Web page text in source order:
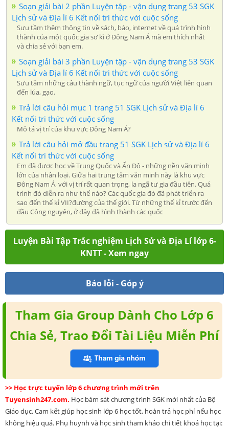
Soạn giải bài 2 phần Luyện tập - vận dụng trang 53 SGK
Lịch sử và Địa lí 6 Kết nối tri thức với cuộc sống
Sưu tầm thêm thông tin về sách, báo, internet về quá trình hình
thành của một quốc gia sơ kì ở Đông Nam Á mà em thích nhất
và chia sẻ với bạn em.
Soạn giải bài 3 phần Luyện tập - vận dụng trang 53 SGK
Lịch sử và Địa lí 6 Kết nối tri thức với cuộc sống
Sưu tầm những câu thành ngữ, tục ngữ của người Việt liên quan
đến lúa, gạo.
Trả lời câu hỏi mục 1 trang 51 SGK Lịch sử và Địa lí 6
Kết nối tri thức với cuộc sống
Mô tả vị trí của khu vực Đông Nam Á?
Trả lời câu hỏi mở đầu trang 51 SGK Lịch sử và Địa lí 6
Kết nối tri thức với cuộc sống
Em đã được học về Trung Quốc và Ấn Độ - những nền văn minh
lớn của nhân loại. Giữa hai trung tâm văn minh này là khu vực
Đông Nam Á, với vị trí rất quan trọng, la ngã tư gia đầu tiên. Quá
trình đó diễn ra như thế nào? Các quốc gia đó đã phát triển ra
sao đến thế kỉ VII?đường của thế giới. Từ những thế kỉ trước đến
đầu Công nguyên, ở đây đã hình thành các quốc
Luyện Bài Tập Trắc nghiệm Lịch Sử và Địa Lí lớp 6-
KNTT - Xem ngay
Báo lỗi - Góp ý
Tham Gia Group Dành Cho Lớp 6
Chia Sẻ, Trao Đổi Tài Liệu Miễn Phí
>> Học trực tuyến lớp 6 chương trình mới trên
Tuyensinh247.com. Học bám sát chương trình SGK mới nhất của Bộ
Giáo dục. Cam kết giúp học sinh lớp 6 học tốt, hoàn trả học phí nếu học
không hiệu quả. Phụ huynh và học sinh tham khảo chi tiết khoá học tại: